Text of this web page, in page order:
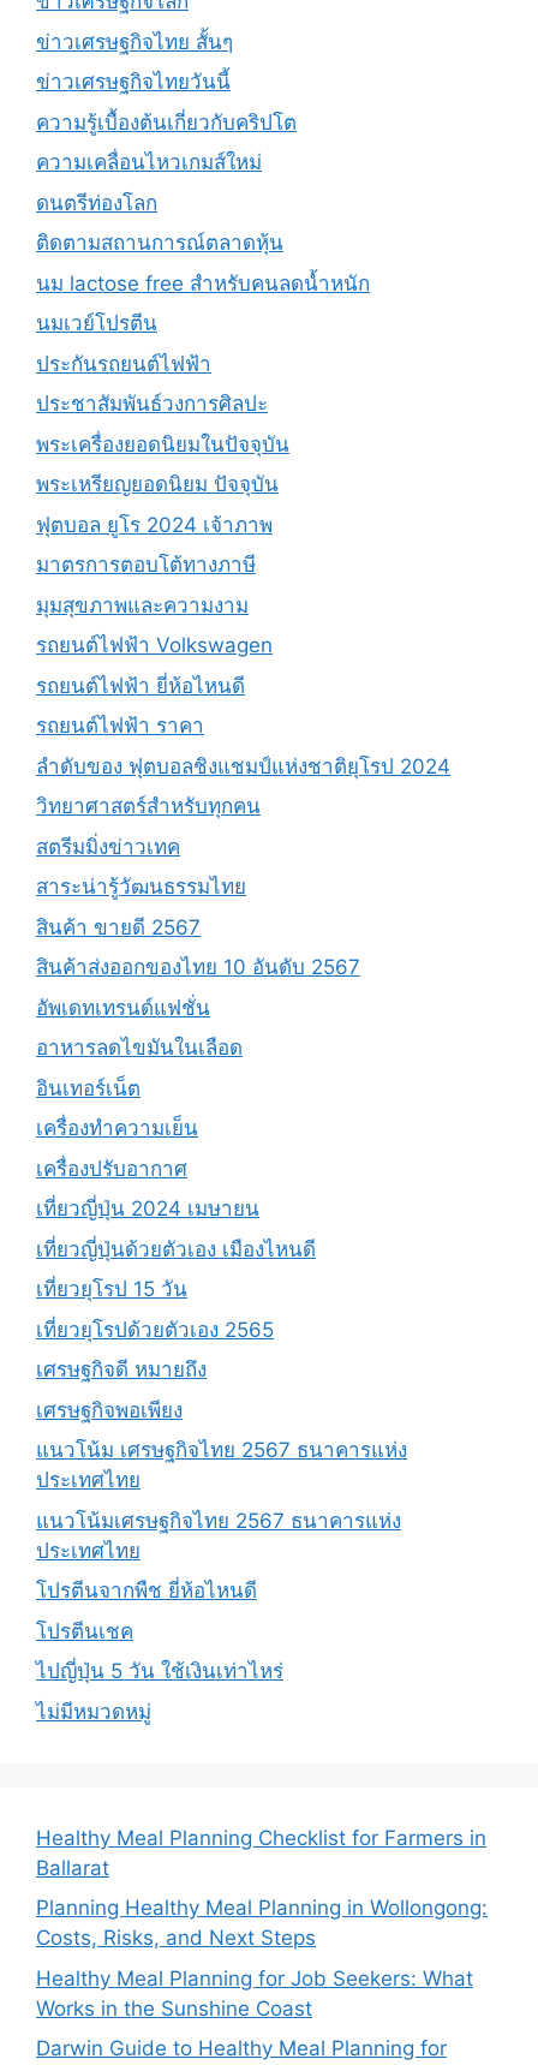
ข่าวเศรษฐกิจไทย สั้นๆ
ข่าวเศรษฐกิจไทยวันนี้
ความรู้เบื้องต้นเกี่ยวกับคริปโต
ความเคลื่อนไหวเกมส์ใหม่
ดนตรีท่องโลก
ติดตามสถานการณ์ตลาดหุ้น
นม lactose free สำหรับคนลดน้ำหนัก
นมเวย์โปรตีน
ประกันรถยนต์ไฟฟ้า
ประชาสัมพันธ์วงการศิลปะ
พระเครื่องยอดนิยมในปัจจุบัน
พระเหรียญยอดนิยม ปัจจุบัน
ฟุตบอล ยูโร 2024 เจ้าภาพ
มาตรการตอบโต้ทางภาษี
มุมสุขภาพและความงาม
รถยนต์ไฟฟ้า Volkswagen
รถยนต์ไฟฟ้า ยี่ห้อไหนดี
รถยนต์ไฟฟ้า ราคา
ลำดับของ ฟุตบอลชิงแชมป์แห่งชาติยุโรป 2024
วิทยาศาสตร์สำหรับทุกคน
สตรีมมิ่งข่าวเทค
สาระน่ารู้วัฒนธรรมไทย
สินค้า ขายดี 2567
สินค้าส่งออกของไทย 10 อันดับ 2567
อัพเดทเทรนด์แฟชั่น
อาหารลดไขมันในเลือด
อินเทอร์เน็ต
เครื่องทำความเย็น
เครื่องปรับอากาศ
เที่ยวญี่ปุ่น 2024 เมษายน
เที่ยวญี่ปุ่นด้วยตัวเอง เมืองไหนดี
เที่ยวยุโรป 15 วัน
เที่ยวยุโรปด้วยตัวเอง 2565
เศรษฐกิจดี หมายถึง
เศรษฐกิจพอเพียง
แนวโน้ม เศรษฐกิจไทย 2567 ธนาคารแห่ง
ประเทศไทย
แนวโน้มเศรษฐกิจไทย 2567 ธนาคารแห่ง
ประเทศไทย
โปรตีนจากพืช ยี่ห้อไหนดี
โปรตีนเชค
ไปญี่ปุ่น 5 วัน ใช้เงินเท่าไหร่
ไม่มีหมวดหมู่
Healthy Meal Planning Checklist for Farmers in
Ballarat
Planning Healthy Meal Planning in Wollongong:
Costs, Risks, and Next Steps
Healthy Meal Planning for Job Seekers: What
Works in the Sunshine Coast
Darwin Guide to Healthy Meal Planning for